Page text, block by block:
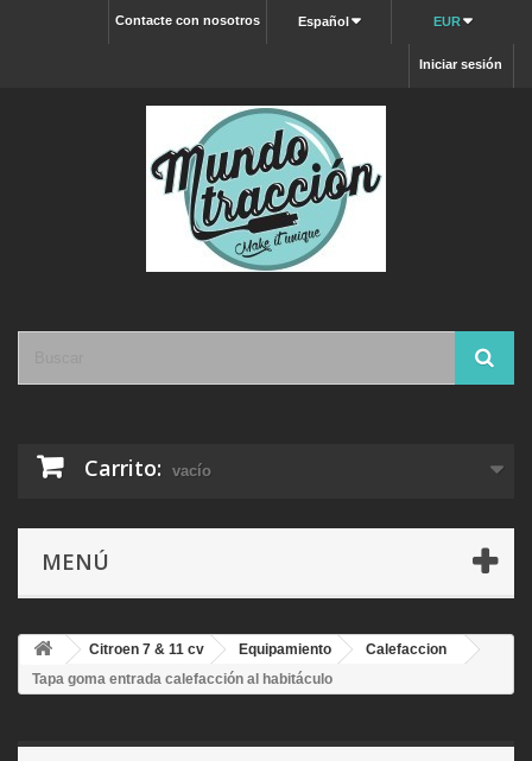
EUR
Español
Contacte con nosotros
Iniciar sesión
Carrito: vacío
MENÚ
Citroen 7 & 11 cv Equipamiento
Calefaccion
Tapa goma entrada calefacción al habitáculo